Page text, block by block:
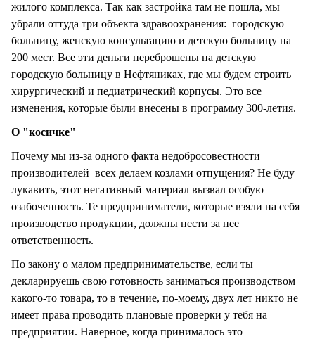
жилого комплекса. Так как застройка там не пошла, мы
убрали оттуда три объекта здравоохранения: городскую
больницу, женскую консультацию и детскую больницу на
200 мест. Все эти деньги переброшены на детскую
городскую больницу в Нефтяниках, где мы будем строить
хирургический и педиатрический корпусы. Это все
изменения, которые были внесены в программу 300-летия.
О "косичке"
Почему мы из-за одного факта недобросовестности
производителей всех делаем козлами отпущения? Не буду
лукавить, этот негативный материал вызвал особую
озабоченность. Те предприниматели, которые взяли на себя
производство продукции, должны нести за нее
ответственность.
По закону о малом предпринимательстве, если ты
декларируешь свою готовность заниматься производством
какого-то товара, то в течение, по-моему, двух лет никто не
имеет права проводить плановые проверки у тебя на
предприятии. Наверное, когда принималось это